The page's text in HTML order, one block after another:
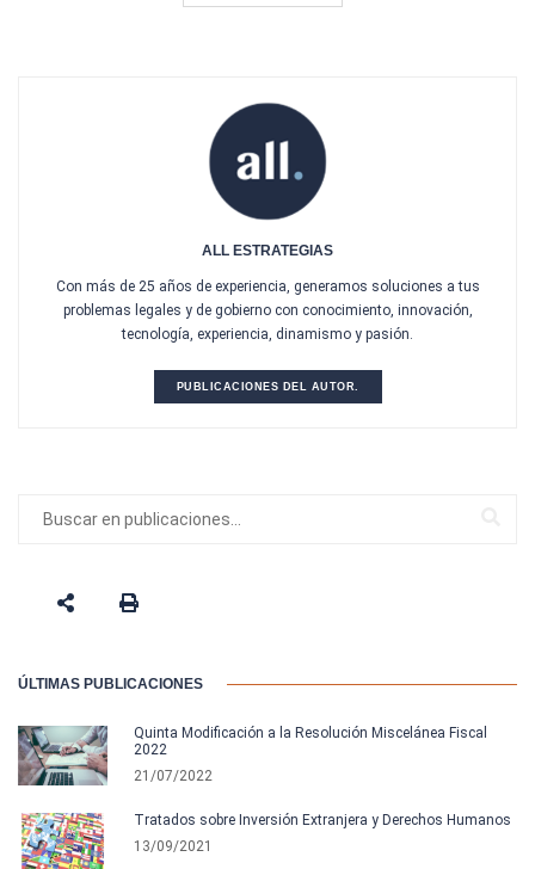
ALL ESTRATEGIAS
Con más de 25 años de experiencia, generamos soluciones a tus
problemas legales y de gobierno con conocimiento, innovación,
tecnología, experiencia, dinamismo y pasión.
PUBLICACIONES DEL AUTOR.
ÚLTIMAS PUBLICACIONES
Quinta Modificación a la Resolución Miscelánea Fiscal
2022
21/07/2022
Tratados sobre Inversión Extranjera y Derechos Humanos
13/09/2021